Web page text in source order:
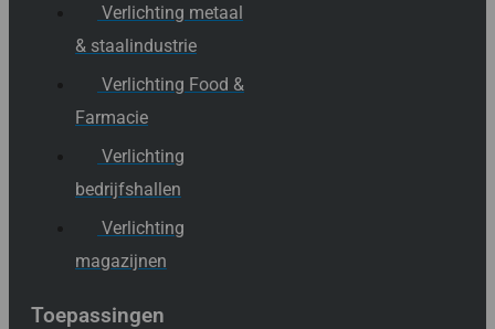
Verlichting metaal
& staalindustrie
Verlichting Food &
Farmacie
Verlichting
bedrijfshallen
Verlichting
magazijnen
Toepassingen